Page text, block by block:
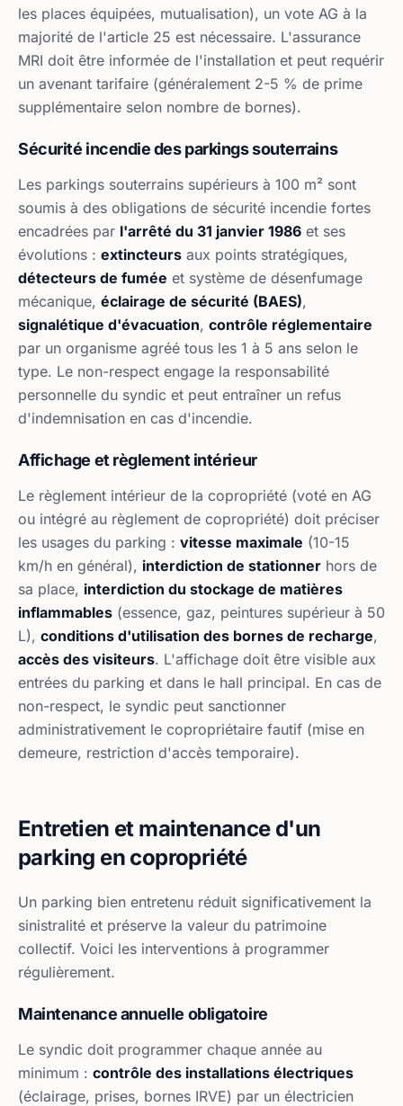
les places équipées, mutualisation), un vote AG à la
majorité de l'article 25 est nécessaire. L'assurance
MRI doit être informée de l'installation et peut requérir
un avenant tarifaire (généralement 2-5 % de prime
supplémentaire selon nombre de bornes).
Sécurité incendie des parkings souterrains
Les parkings souterrains supérieurs à 100 m² sont
soumis à des obligations de sécurité incendie fortes
encadrées par l'arrêté du 31 janvier 1986 et ses
évolutions : extincteurs aux points stratégiques,
détecteurs de fumée et système de désenfumage
mécanique, éclairage de sécurité (BAES),
signalétique d'évacuation, contrôle réglementaire
par un organisme agréé tous les 1 à 5 ans selon le
type. Le non-respect engage la responsabilité
personnelle du syndic et peut entraîner un refus
d'indemnisation en cas d'incendie.
Affichage et règlement intérieur
Le règlement intérieur de la copropriété (voté en AG
ou intégré au règlement de copropriété) doit préciser
les usages du parking : vitesse maximale (10-15
km/h en général), interdiction de stationner hors de
sa place, interdiction du stockage de matières
inflammables (essence, gaz, peintures supérieur à 50
L), conditions d'utilisation des bornes de recharge,
accès des visiteurs. L'affichage doit être visible aux
entrées du parking et dans le hall principal. En cas de
non-respect, le syndic peut sanctionner
administrativement le copropriétaire fautif (mise en
demeure, restriction d'accès temporaire).
Entretien et maintenance d'un
parking en copropriété
Un parking bien entretenu réduit significativement la
sinistralité et préserve la valeur du patrimoine
collectif. Voici les interventions à programmer
régulièrement.
Maintenance annuelle obligatoire
Le syndic doit programmer chaque année au
minimum : contrôle des installations électriques
(éclairage, prises, bornes IRVE) par un électricien